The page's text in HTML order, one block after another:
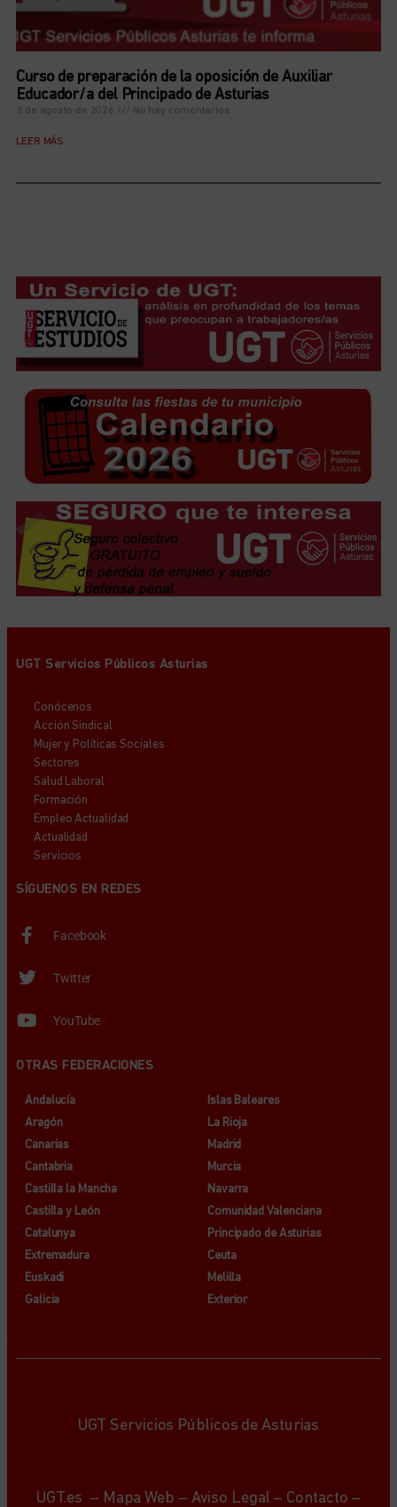
Curso de preparación de la oposición de Auxiliar
Educador/a del Principado de Asturias
3 de agosto de 2026 No hay comentarios
LEER MÁS
UGT Servicios Públicos Asturias
Conócenos
Acción Sindical
Mujer y Políticas Sociales
Sectores
Salud Laboral
Formación
Empleo Actualidad
Actualidad
Servicios
SÍGUENOS EN REDES
Facebook
Twitter
YouTube
OTRAS FEDERACIONES
Andalucía
Aragón
Canarias
Cantabria
Castilla la Mancha
Castilla y León
Catalunya
Extremadura
Euskadi
Galicia
Islas Baleares
La Rioja
Madrid
Murcia
Navarra
Comunidad Valenciana
Principado de Asturias
Ceuta
Melilla
Exterior
UGT Servicios Públicos de Asturias
UGT.es – Mapa Web – Aviso Legal – Contacto –